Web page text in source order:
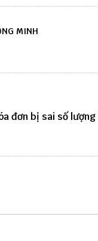
MINH
đơn bị sai số lượng